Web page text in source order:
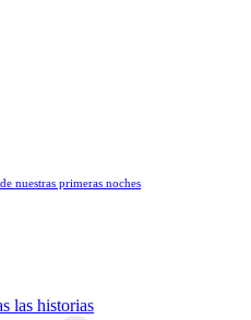
nuestras primeras noches
las historias